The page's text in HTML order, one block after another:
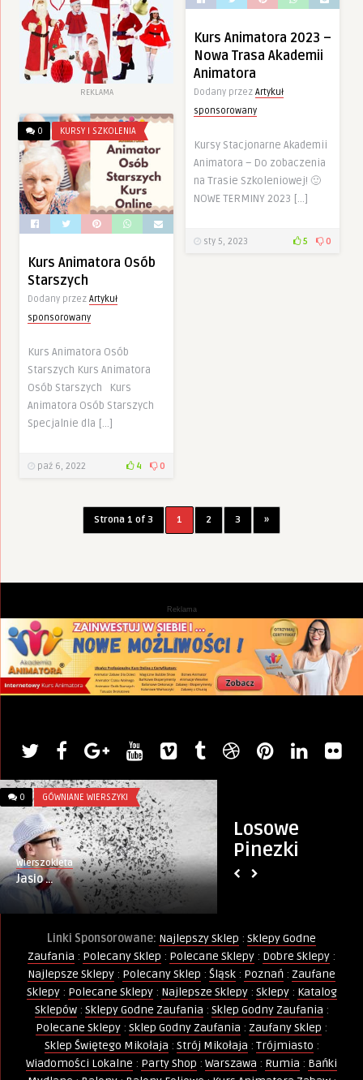
Kurs Animatora 2023 –
Nowa Trasa Akademii
Animatora
Dodany przez Artykuł
sponsorowany
Kursy Stacjonarne Akademii
Animatora – Do zobaczenia
na Trasie Szkoleniowej! 🙂
NOWE TERMINY 2023 […]
sty 5, 2023 5 0
REKLAMA
0 KURSY I SZKOLENIA
Kurs Animatora Osób
Starszych
Dodany przez Artykuł
sponsorowany
Kurs Animatora Osób
Starszych Kurs Animatora
Osób Starszych Kurs
Animatora Osób Starszych
Specjalnie dla […]
paź 6, 2022 4 0
Strona 1 of 3 1 2 3 »
Reklama
Losowe
Pinezki
0 GÓWNIANE WIERSZYKI
Wierszokleta
Jasio …
Linki Sponsorowane: Najlepszy Sklep : Sklepy Godne
Zaufania : Polecany Sklep : Polecane Sklepy : Dobre Sklepy :
Najlepsze Sklepy : Polecany Sklep : Śląsk : Poznań : Zaufane
Sklepy: Polecane Sklepy: Najlepsze Sklepy: Sklepy: Katalog
Sklepów: Sklepy Godne Zaufania : Sklep Godny Zaufania :
Polecane Sklepy : Sklep Godny Zaufania : Zaufany Sklep :
Sklep Świętego Mikołaja : Strój Mikołaja : Trójmiasto :
Wiadomości Lokalne : Party Shop : Warszawa : Rumia : Bańki